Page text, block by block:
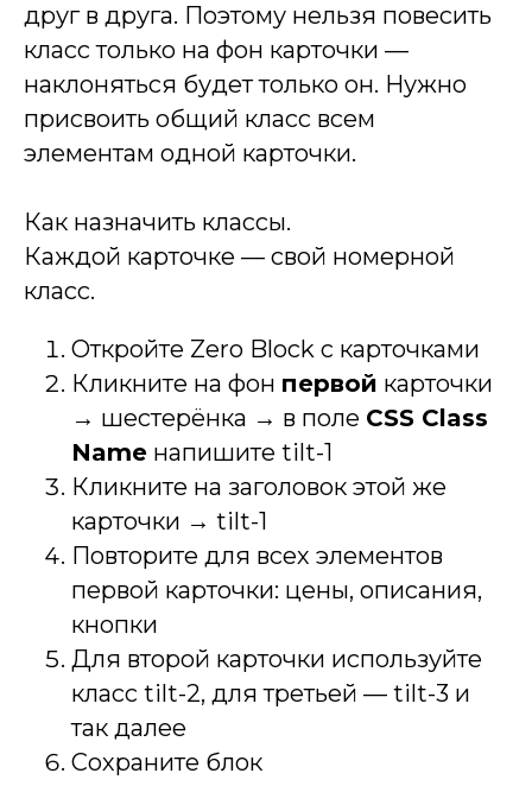
друг в друга. Поэтому нельзя повесить
класс только на фон карточки —
наклоняться будет только он. Нужно
присвоить общий класс всем
элементам одной карточки.
Как назначить классы.
Каждой карточке — свой номерной
класс.
Откройте Zero Block с карточками
Кликните на фон первой карточки
→ шестерёнка → в поле CSS Class
Name напишите tilt-1
Кликните на заголовок этой же
карточки → tilt-1
Повторите для всех элементов
первой карточки: цены, описания,
кнопки
Для второй карточки используйте
класс tilt-2, для третьей — tilt-3 и
так далее
Сохраните блок